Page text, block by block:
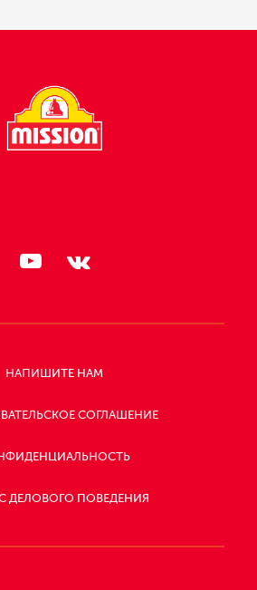
НАПИШИТЕ НАМ
СОГЛАШЕНИЕ
ДЕЛОВОГО ПОВЕДЕНИЯ